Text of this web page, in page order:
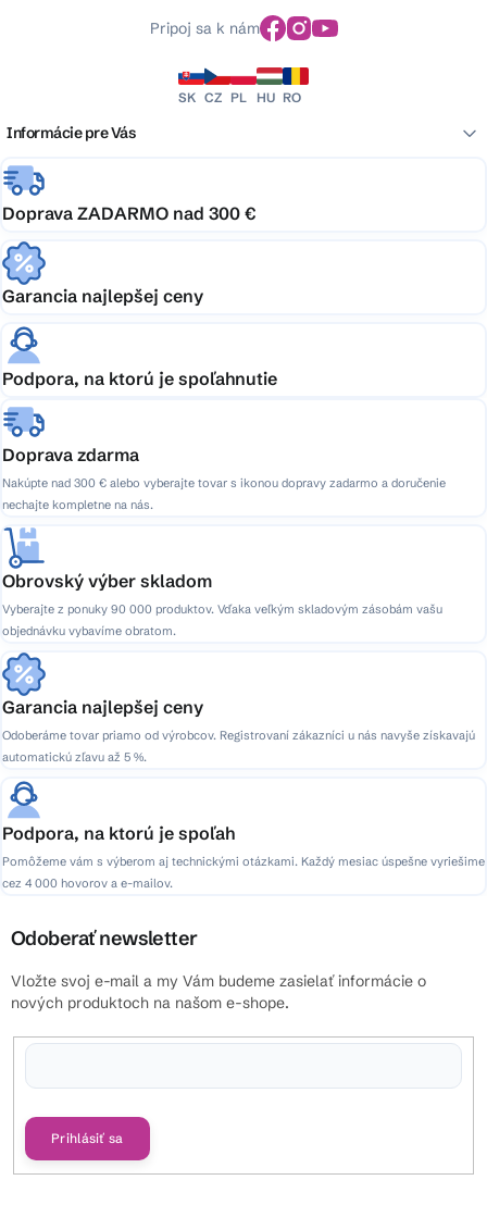
Pripoj sa k nám
SK CZ PL HU RO
Informácie pre Vás
Doprava ZADARMO nad 300 €
Garancia najlepšej ceny
Podpora, na ktorú je spoľahnutie
Doprava zdarma
Nakúpte nad 300 € alebo vyberajte tovar s ikonou dopravy zadarmo a doručenie
nechajte kompletne na nás.
Obrovský výber skladom
Vyberajte z ponuky 90 000 produktov. Vďaka veľkým skladovým zásobám vašu
objednávku vybavíme obratom.
Garancia najlepšej ceny
Odoberáme tovar priamo od výrobcov. Registrovaní zákazníci u nás navyše získavajú
automatickú zľavu až 5 %.
Podpora, na ktorú je spoľah
Pomôžeme vám s výberom aj technickými otázkami. Každý mesiac úspešne vyriešime
cez 4 000 hovorov a e-mailov.
Odoberať newsletter
Vložte svoj e-mail a my Vám budeme zasielať informácie o
nových produktoch na našom e-shope.
Prihlásiť sa